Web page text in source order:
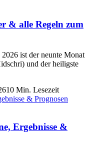
& alle Regeln zum
ist der neunte Monat
und der heiligste
10 Min. Lesezeit
Ergebnisse &